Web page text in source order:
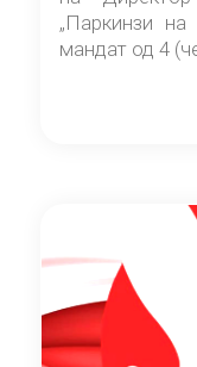
„Паркинзи
мандат од 4